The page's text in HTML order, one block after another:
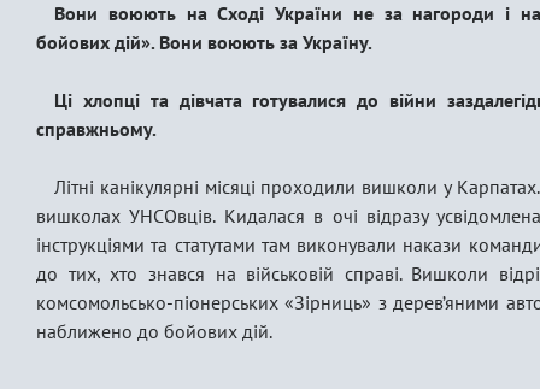
Вони воюють на Сході України не за нагороди і
бойових дій». Вони воюють за Україну.
Ці хлопці та дівчата готувалися до війни
справжньому.
Літні канікулярні місяці проходили вишколи у
вишколах УНСОвців. Кидалася в очі відразу
інструкціями та статутами там виконували накази
до тих, хто знався на військовій справі. Вишколи
комсомольсько-піонерських «Зірниць» з дерев’яними
наближено до бойових дій.